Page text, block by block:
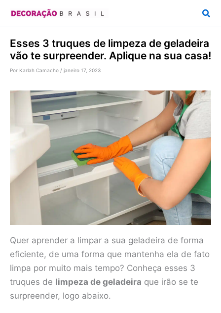
conteúdo
Esses 3 truques de limpeza de geladeira
vão te surpreender. Aplique na sua casa!
Por Karlah Camacho / janeiro 17, 2023
Quer aprender a limpar a sua geladeira de forma
eficiente, de uma forma que mantenha ela de fato
limpa por muito mais tempo? Conheça esses 3
truques de limpeza de geladeira que irão se te
surpreender, logo abaixo.